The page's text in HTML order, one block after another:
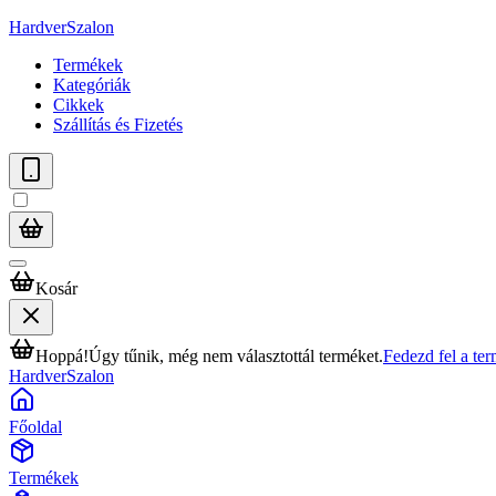
HardverSzalon
Termékek
Kategóriák
Cikkek
Szállítás és Fizetés
Kosár
Hoppá!Úgy tűnik, még nem választottál terméket.Fedezd fel a
HardverSzalon
Főoldal
Termékek